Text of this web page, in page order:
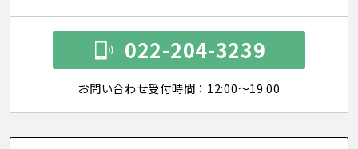
022-204-3239
お問い合わせ受付時間：12:00～19:00